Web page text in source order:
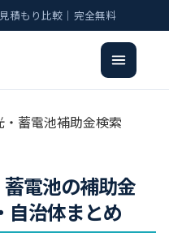
積もり比較｜完全無料
蓄電池補助金検索
電池の補助金
自治体まとめ